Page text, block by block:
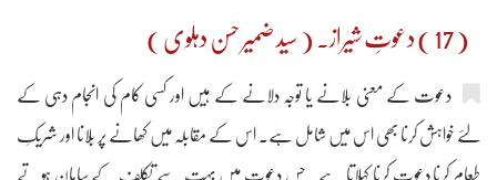
( 17 ) دعوتِ شیراز۔ ( سید ضمیر حسن دہلوی )
دعوت کے معنی بلانے یا توجہ دلانے کے ہیں اور کسی کام کی انجام دہی کے
لئے خواہش کرنا بھی اس میں شامل ہے۔ اس کے مقابلہ میں کھانے پر بُلانا اور شریکِ
طعام کرنا دعوت کرنا کہلاتا ہے۔ جس دعوت میں بہت سے تکلف کے سامان ہوتے